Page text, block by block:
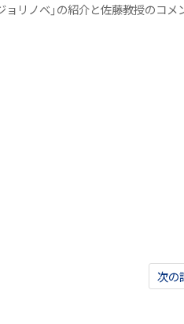
ョリノベ」の紹介と佐藤教授のコメ
次